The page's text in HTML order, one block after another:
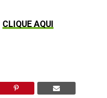
CLIQUE AQUI